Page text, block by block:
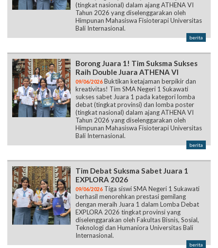
(tingkat nasional) dalam ajang ATHENA VI
Tahun 2026 yang diselenggarakan oleh
Himpunan Mahasiswa Fisioterapi Universitas
Bali Internasional.
berita
Borong Juara 1! Tim Suksma Sukses
Raih Double Juara ATHENA VI
09/06/2026 Buktikan ketajaman berpikir dan
kreativitas! Tim SMA Negeri 1 Sukawati
sukses sabet Juara 1 pada kategori lomba
debat (tingkat provinsi) dan lomba poster
(tingkat nasional) dalam ajang ATHENA VI
Tahun 2026 yang diselenggarakan oleh
Himpunan Mahasiswa Fisioterapi Universitas
Bali Internasional.
berita
Tim Debat Suksma Sabet Juara 1
EXPLORA 2026
09/06/2026 Tiga siswi SMA Negeri 1 Sukawati
berhasil menorehkan prestasi gemilang
dengan meraih Juara 1 dalam Lomba Debat
EXPLORA 2026 tingkat provinsi yang
diselenggarakan oleh Fakultas Bisnis, Sosial,
Teknologi dan Humaniora Universitas Bali
Internasional.
berita